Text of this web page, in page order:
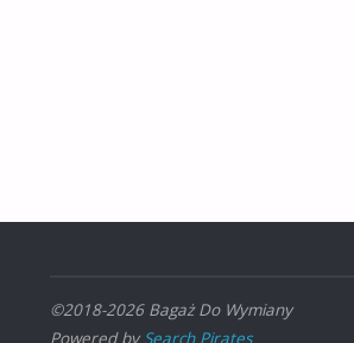
©2018-2026 Bagaż Do Wymiany
Powered by Search Pirates